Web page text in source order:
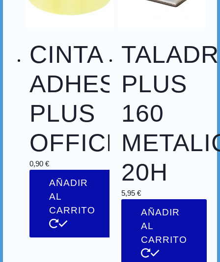
CINTA
ADHESIVA
PLUS
OFFICE
0,90€
AÑADIR
AL
CARRITO
PLUS
160
20H
5,95€
AÑADIR
AL
CARRITO